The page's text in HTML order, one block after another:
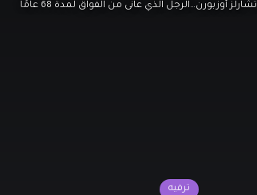
تشارلز أوزبورن…الرجل الذي عانى من الفواق لمدة 68 عامًا
ترفيه